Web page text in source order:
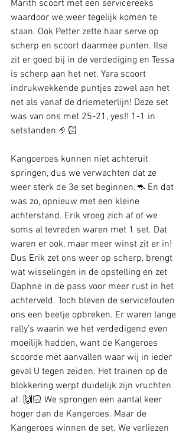
Marith scoort met een servicereeks
waardoor we weer tegelijk komen te
staan. Ook Petter zette haar serve op
scherp en scoort daarmee punten. Ilse
zit er goed bij in de verdediging en Tessa
is scherp aan het net. Yara scoort
indrukwekkende puntjes zowel aan het
net als vanaf de driemeterlijn! Deze set
was van ons met 25-21, yes!! 1-1 in
setstanden.🤌🏻
Kangoeroes kunnen niet achteruit
springen, dus we verwachten dat ze
weer sterk de 3e set beginnen.🦘 En dat
was zo, opnieuw met een kleine
achterstand. Erik vroeg zich af of we
soms al tevreden waren met 1 set. Dat
waren er ook, maar meer winst zit er in!
Dus Erik zet ons weer op scherp, brengt
wat wisselingen in de opstelling en zet
Daphne in de pass voor meer rust in het
achterveld. Toch bleven de servicefouten
ons een beetje opbreken. Er waren lange
rally’s waarin we het verdedigend even
moeilijk hadden, want de Kangeroes
scoorde met aanvallen waar wij in ieder
geval U tegen zeiden. Het trainen op de
blokkering werpt duidelijk zijn vruchten
af. 🙌🏻 We sprongen een aantal keer
hoger dan de Kangeroes. Maar de
Kangeroes winnen de set. We verliezen